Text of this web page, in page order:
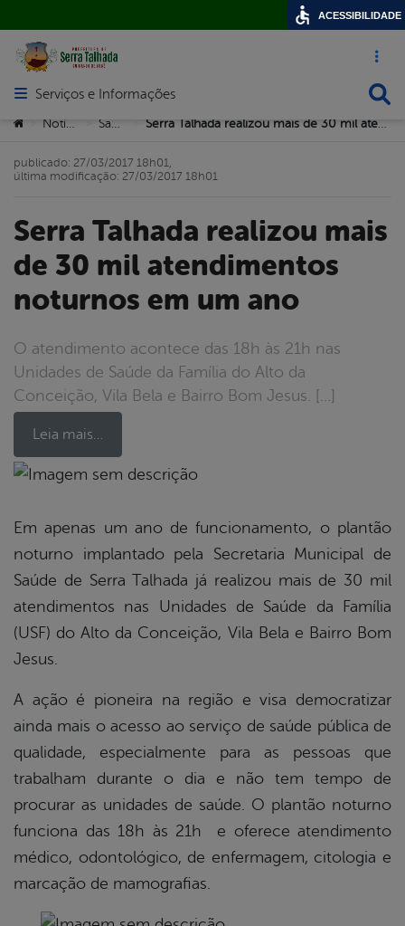
Acesso
Abrir menu principal de navegação
Serviços e Informações
Você está aqui:
> Notícias > >
Serra Talhada realizou mais
de 30 mil atendimentos
noturnos em um ano
O atendimento acontece das 18h às 21h nas
Unidades de Saúde da Família do Alto da
Conceição, Vila Bela e Bairro Bom Jesus. […]
Leia mais…
publicado: 27/03/2017 18h01,
última modificação: 27/03/2017 18h01
Em apenas um ano de funcionamento, o plantão
noturno implantado pela Secretaria Municipal de
Saúde de Serra Talhada já realizou mais de 30 mil
atendimentos nas Unidades de Saúde da Família
(USF) do Alto da Conceição, Vila Bela e Bairro Bom
Jesus.
A ação é pioneira na região e visa democratizar
ainda mais o acesso ao serviço de saúde pública de
qualidade, especialmente para as pessoas que
trabalham durante o dia e não tem tempo de
procurar as unidades de saúde. O plantão noturno
funciona das 18h às 21h e oferece atendimento
médico, odontológico, de enfermagem, citologia e
marcação de mamografias.
ACESSIBILIDADE